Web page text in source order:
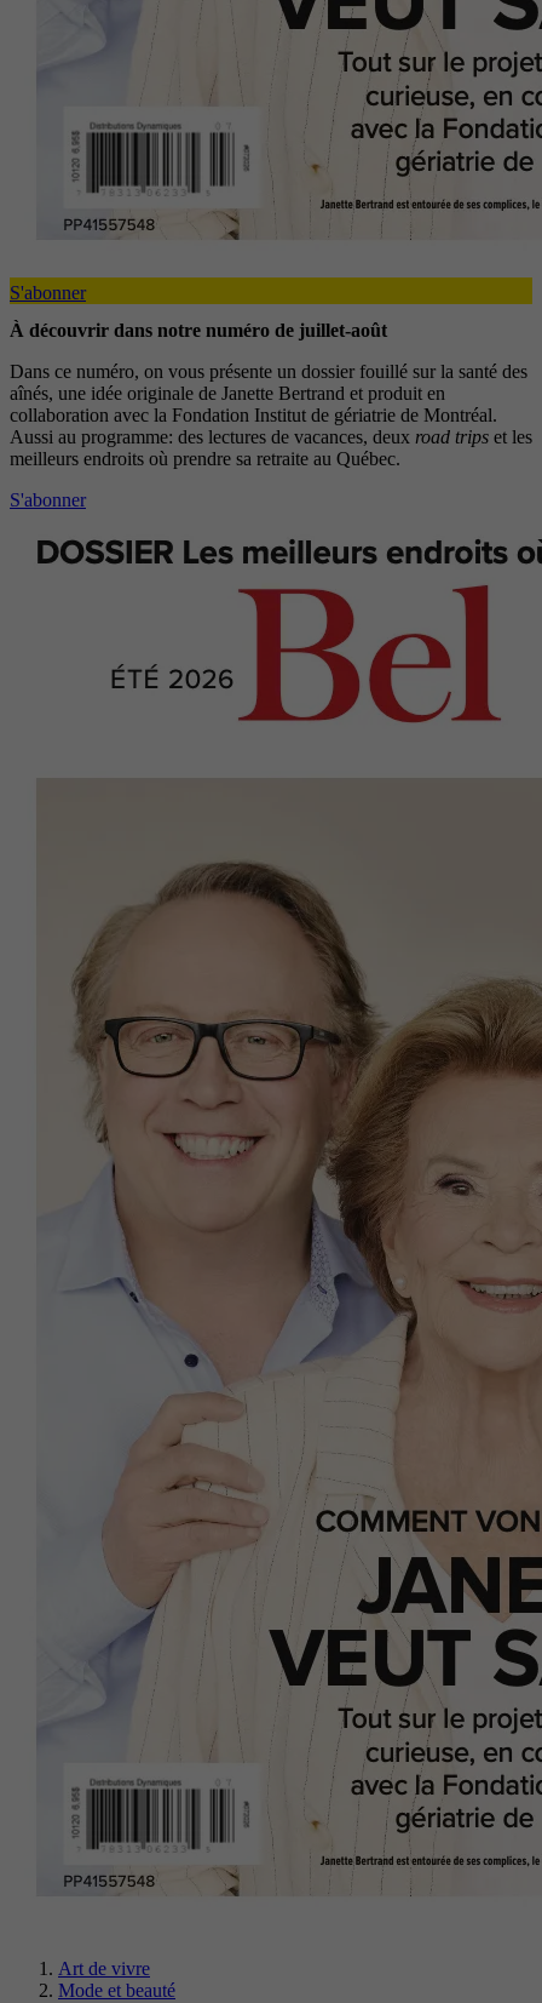
S'abonner
À découvrir dans notre numéro de juillet-août
Dans ce numéro, on vous présente un dossier fouillé sur la santé des
aînés, une idée originale de Janette Bertrand et produit en
collaboration avec la Fondation Institut de gériatrie de Montréal.
Aussi au programme: des lectures de vacances, deux road trips et les
meilleurs endroits où prendre sa retraite au Québec.
S'abonner
Art de vivre
Mode et beauté